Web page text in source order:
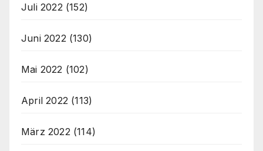
Juli 2022 (152)
Juni 2022 (130)
Mai 2022 (102)
April 2022 (113)
März 2022 (114)